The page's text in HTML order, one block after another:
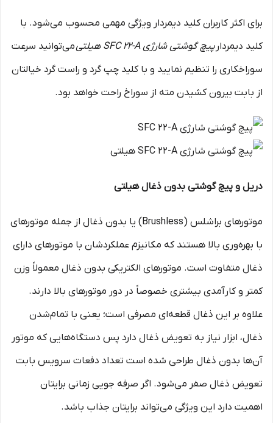
برای اکثر کاربران کلید دیمردار ویژگی مهمی محسوب می‌شود. با
کلید دیمردار پیچ گوشتی شارژی SFC 22-A هیلتی
می‌توانید سرعت
سوراخکاری را تنظیم نمایید و با کلید چپ گرد و راست گرد خیالتان
از بابت بیرون کشیدن مته از سوراخ راحت خواهد بود.
دریل و پیچ گوشتی بدون ذغال هیلتی
موتورهای براشلس (Brushless) یا بدون ذغال از جمله موتورهای
با بهره‌وری بالا هستند که مکانیزم عملکردشان با موتورهای دارای
ذغال متفاوت است. موتورهای الکتریکی بدون ذغال معمولاً وزن
کمتر و کارآمدی بیشتری خصوصاً در دور موتورهای بالا دارند.
علاوه بر این ذغال قطعه‌ای مصرفی است؛ یعنی با تمام‌شدن
ذغال، ابزار نیاز به تعویض ذغال دارد پس دستگاه‌هایی که موتور
آن‌ها بدون ذغال طراحی شده است تعداد دفعات سرویس بابت
تعویض ذغال صفر می‌شود. اگر صرفه جویی زمانی برایتان
اهمیت دارد این ویژگی می‌تواند برایتان جذاب باشد.